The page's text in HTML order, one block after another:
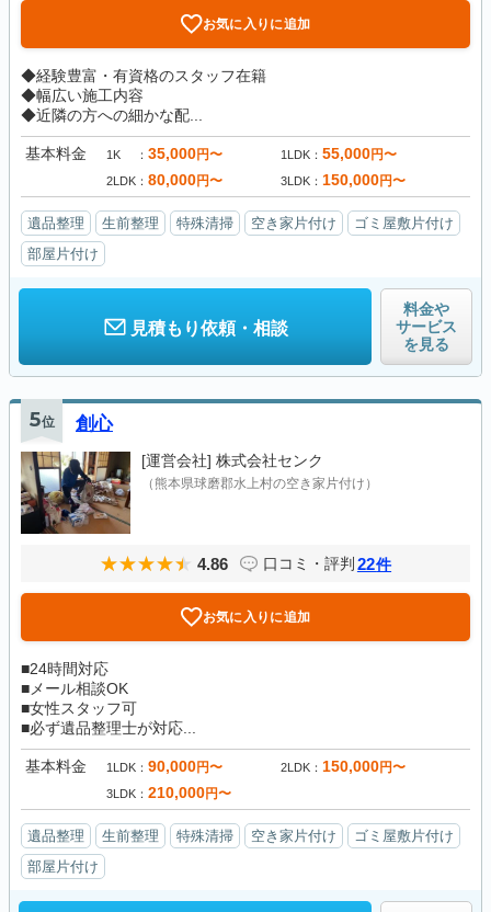
お気に入りに追加
◆経験豊富・有資格のスタッフ在籍
◆幅広い施工内容
◆近隣の方への細かな配...
基本料金 1K 35,000円〜 1LDK 55,000円〜
2LDK 80,000円〜 3LDK 150,000円〜
遺品整理 生前整理 特殊清掃 空き家片付け
ゴミ屋敷片付け
部屋片付け
見積もり依頼・相談
料金や
サービス
を見る
5位 創心
[運営会社] 株式会社センク
（熊本県球磨郡水上村の空き家片付け）
4.86 口コミ・評判 22件
お気に入りに追加
■24時間対応
■メール相談OK
■女性スタッフ可
■必ず遺品整理士が対応...
基本料金 1LDK 90,000円〜 2LDK 150,000円〜
3LDK 210,000円〜
遺品整理 生前整理 特殊清掃 空き家片付け
ゴミ屋敷片付け
部屋片付け